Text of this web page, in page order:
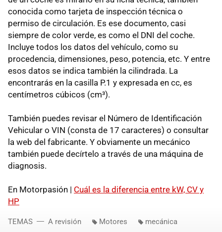
conocida como tarjeta de inspección técnica o
permiso de circulación. Es ese documento, casi
siempre de color verde, es como el DNI del coche.
Incluye todos los datos del vehículo, como su
procedencia, dimensiones, peso, potencia, etc. Y entre
esos datos se indica también la cilindrada. La
encontrarás en la casilla P.1 y expresada en cc, es
centímetros cúbicos (cm³).
También puedes revisar el Número de Identificación
Vehicular o VIN (consta de 17 caracteres) o consultar
la web del fabricante. Y obviamente un mecánico
también puede decírtelo a través de una máquina de
diagnosis.
En Motorpasión | Cuál es la diferencia entre kW, CV y
HP
TEMAS A revisión Motores mecánica